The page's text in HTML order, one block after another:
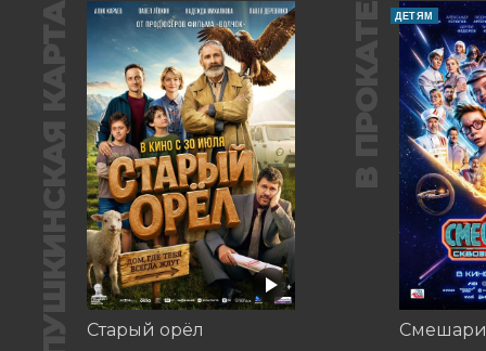
ПУШКИНСКАЯ КАРТА Старый орёл
В ПРОКАТЕ ДЕТЯМ